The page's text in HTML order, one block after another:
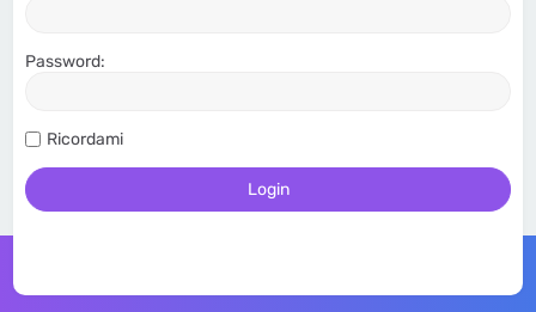
Password:
Ricordami